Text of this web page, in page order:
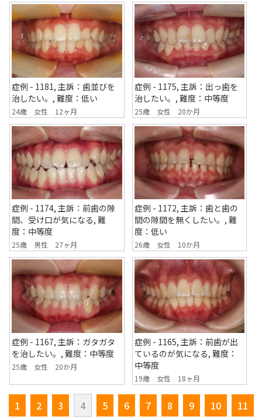
症例 - 1181, 主訴：歯並びを
治したい。, 難度：低い
24歳 女性 12ヶ月
症例 - 1175, 主訴：出っ歯を
治したい。, 難度：中等度
25歳 女性 20か月
症例 - 1174, 主訴：前歯の隙
間、受け口が気になる, 難
度：中等度
25歳 男性 27ヶ月
症例 - 1172, 主訴：歯と歯の
間の隙間を無くしたい。, 難
度：低い
26歳 女性 10か月
症例 - 1167, 主訴：ガタガタ
を治したい。, 難度：中等度
25歳 女性 20か月
症例 - 1165, 主訴：前歯が出
ているのが気になる, 難度：
中等度
19歳 女性 18ヶ月
1 2 3 4 5 6 7 8 9 10 11